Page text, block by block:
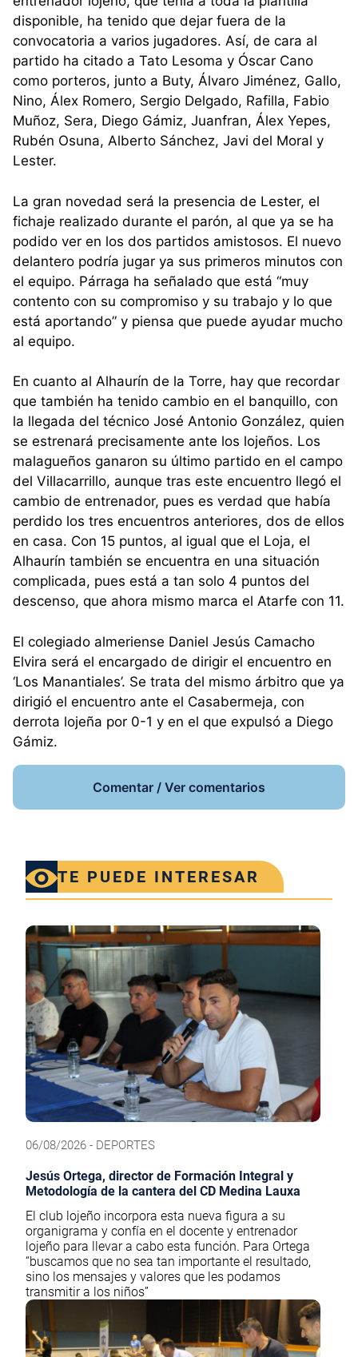
disponible, ha tenido que dejar fuera de la
convocatoria a varios jugadores. Así, de cara al
partido ha citado a Tato Lesoma y Óscar Cano
como porteros, junto a Buty, Álvaro Jiménez, Gallo,
Nino, Álex Romero, Sergio Delgado, Rafilla, Fabio
Muñoz, Sera, Diego Gámiz, Juanfran, Álex Yepes,
Rubén Osuna, Alberto Sánchez, Javi del Moral y
Lester.
La gran novedad será la presencia de Lester, el
fichaje realizado durante el parón, al que ya se ha
podido ver en los dos partidos amistosos. El nuevo
delantero podría jugar ya sus primeros minutos con
el equipo. Párraga ha señalado que está “muy
contento con su compromiso y su trabajo y lo que
está aportando” y piensa que puede ayudar mucho
al equipo.
En cuanto al Alhaurín de la Torre, hay que recordar
que también ha tenido cambio en el banquillo, con
la llegada del técnico José Antonio González, quien
se estrenará precisamente ante los lojeños. Los
malagueños ganaron su último partido en el campo
del Villacarrillo, aunque tras este encuentro llegó el
cambio de entrenador, pues es verdad que había
perdido los tres encuentros anteriores, dos de ellos
en casa. Con 15 puntos, al igual que el Loja, el
Alhaurín también se encuentra en una situación
complicada, pues está a tan solo 4 puntos del
descenso, que ahora mismo marca el Atarfe con 11.
El colegiado almeriense Daniel Jesús Camacho
Elvira será el encargado de dirigir el encuentro en
‘Los Manantiales’. Se trata del mismo árbitro que ya
dirigió el encuentro ante el Casabermeja, con
derrota lojeña por 0-1 y en el que expulsó a Diego
Gámiz.
Comentar / Ver comentarios
TE PUEDE INTERESAR
06/08/2026 - DEPORTES
Jesús Ortega, director de Formación Integral y
Metodología de la cantera del CD Medina Lauxa
El club lojeño incorpora esta nueva figura a su
organigrama y confía en el docente y entrenador
lojeño para llevar a cabo esta función. Para Ortega
“buscamos que no sea tan importante el resultado,
sino los mensajes y valores que les podamos
transmitir a los niños”